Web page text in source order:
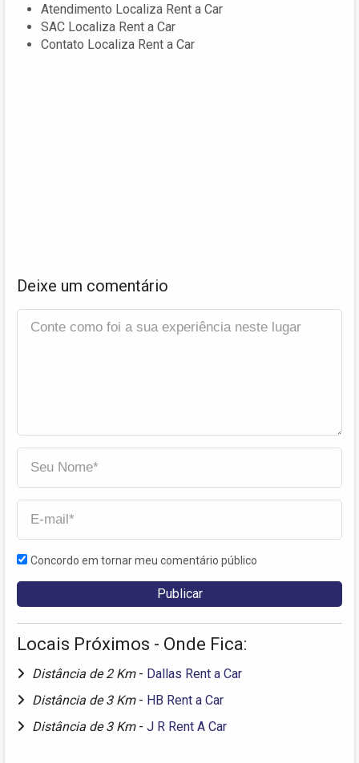
Atendimento Localiza Rent a Car
SAC Localiza Rent a Car
Contato Localiza Rent a Car
Deixe um comentário
Concordo em tornar meu comentário público
Locais Próximos - Onde Fica:
Distância de 2 Km - Dallas Rent a Car
Distância de 3 Km - HB Rent a Car
Distância de 3 Km - J R Rent A Car